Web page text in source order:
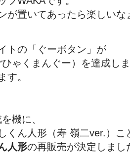
が置いてあったら楽しい
トの「ぐーボタン」が
ゃくまんぐー）を達成し
す。
機に、
くん人形（寿 嶺二ver.）こ
人形の再販売が決定しまし